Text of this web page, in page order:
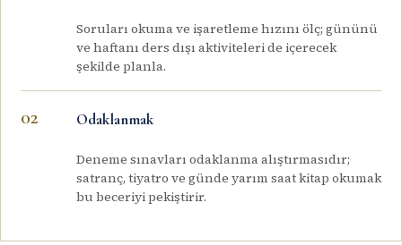
Soruları okuma ve işaretleme hızını ölç; gününü
ve haftanı ders dışı aktiviteleri de içerecek
şekilde planla.
Odaklanmak
Deneme sınavları odaklanma alıştırmasıdır;
satranç, tiyatro ve günde yarım saat kitap okumak
bu beceriyi pekiştirir.